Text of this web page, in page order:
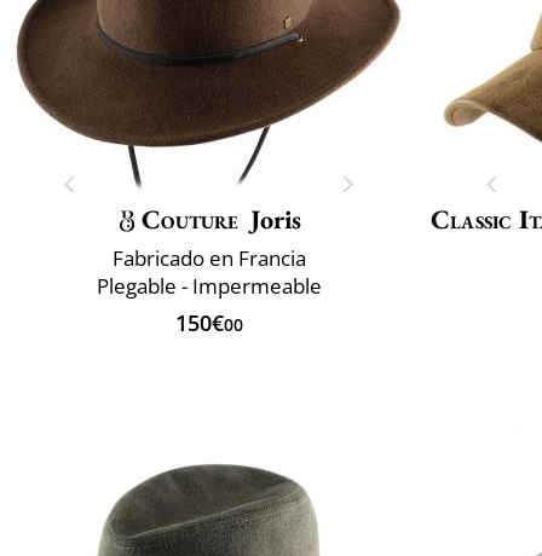
Couture Joris
Fabricado en Francia
Plegable - Impermeable
150€00
Classic